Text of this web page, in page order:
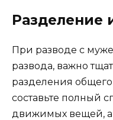
Разделение
При разводе с
развода, важно
разделения
составьте полный
движимых вещей, а